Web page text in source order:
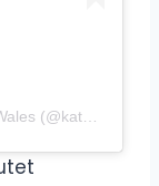
A post shared by Catherine Princess of Wales (@katemiddletonprincessofwales)